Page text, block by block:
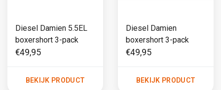
Diesel Damien 5.5EL
boxershort 3-pack
€49,95
BEKIJK PRODUCT
Diesel Damien
boxershort 3-pack
€49,95
BEKIJK PRODUCT